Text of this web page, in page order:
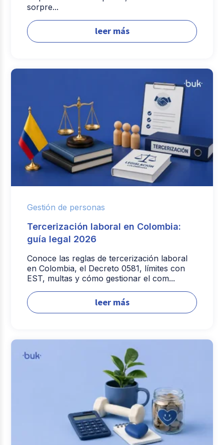
sorpre...
leer más
Gestión de personas
Tercerización laboral en Colombia:
guía legal 2026
Conoce las reglas de tercerización laboral
en Colombia, el Decreto 0581, límites con
EST, multas y cómo gestionar el com...
leer más